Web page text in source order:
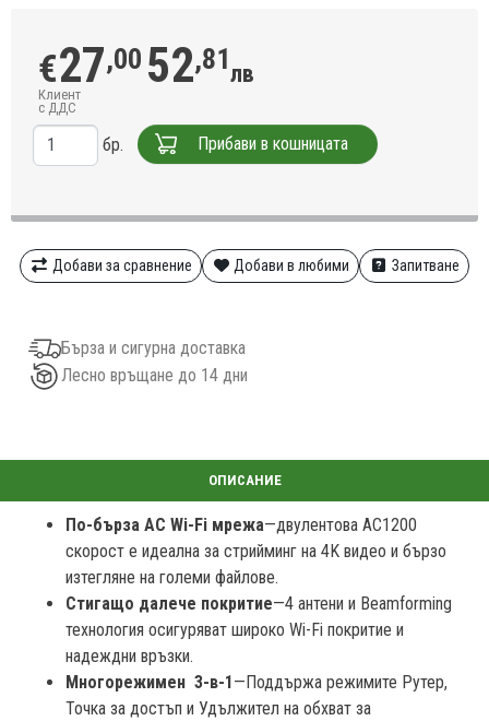
€27,00 52,81лв
Клиент
с ДДС
бр. Прибави в кошницата
Добави за сравнение Добави в любими Запитване
Бърза и сигурна доставка
Лесно връщане до 14 дни
По-бърза AC Wi-Fi мрежа—двулентова AC1200
скорост е идеална за стрийминг на 4K видео и бързо
изтегляне на големи файлове.
Стигащо далече покритие—4 антени и Beamforming
технология осигуряват широко Wi-Fi покритие и
надеждни връзки.
Многорежимен 3-в-1—Поддържа режимите Рутер,
Точка за достъп и Удължител на обхват за